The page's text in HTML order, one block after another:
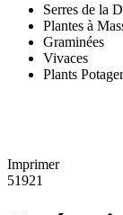
Serres de la
Plantes à
Graminées
Vivaces
Plants
Imprimer
51921